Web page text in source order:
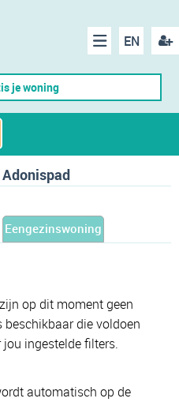
EN
Menu
je woning
Eengezinswoning
op dit moment geen
beschikbaar die voldoen
jou ingestelde filters.
automatisch op de